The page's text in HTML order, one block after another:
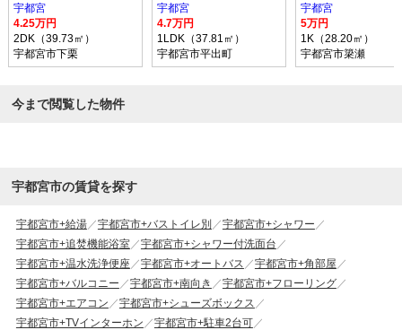
宇都宮
4.25万円
2DK（39.73㎡）
宇都宮市下栗
宇都宮
4.7万円
1LDK（37.81㎡）
宇都宮市平出町
宇都宮
5万円
1K（28.20㎡）
宇都宮市簗瀬
今まで閲覧した物件
宇都宮市の賃貸を探す
宇都宮市+給湯 宇都宮市+バストイレ別
宇都宮市+シャワー
宇都宮市+追焚機能浴室
宇都宮市+シャワー付洗面台
宇都宮市+温水洗浄便座
宇都宮市+オートバス
宇都宮市+角部屋
宇都宮市+バルコニー
宇都宮市+南向き
宇都宮市+フローリング
宇都宮市+エアコン
宇都宮市+シューズボックス
宇都宮市+TVインターホン
宇都宮市+駐車2台可